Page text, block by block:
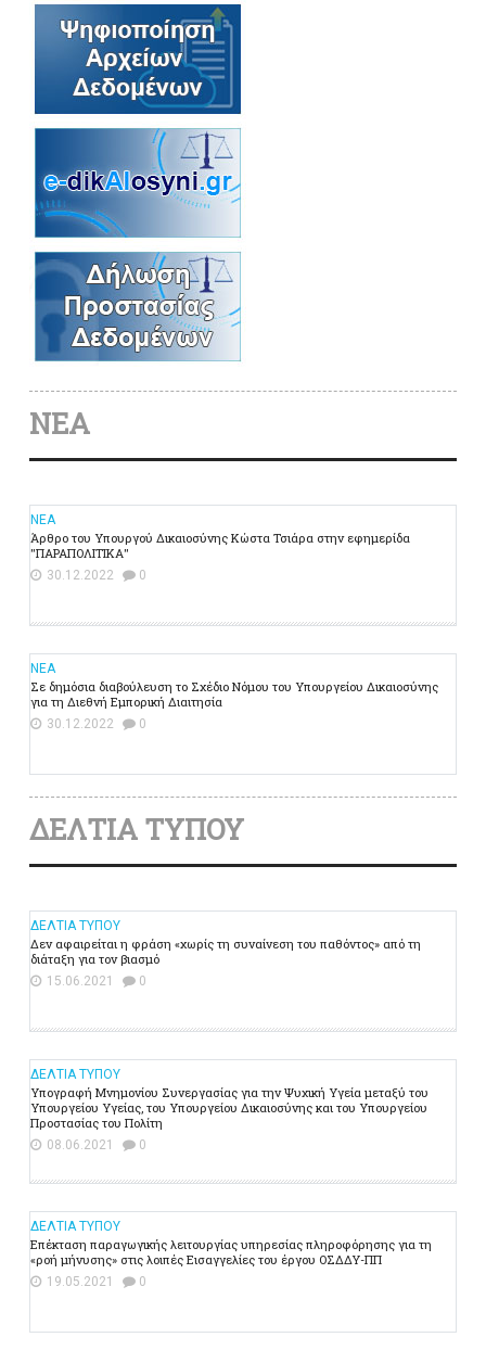
ΝΕΑ
ΝΕΑ
Άρθρο του Υπουργού Δικαιοσύνης Κώστα Τσιάρα στην εφημερίδα
"ΠΑΡΑΠΟΛΙΤΙΚΑ"
30.12.2022 0
ΝΕΑ
Σε δημόσια διαβούλευση το Σχέδιο Νόμου του Υπουργείου Δικαιοσύνης
για τη Διεθνή Εμπορική Διαιτησία
30.12.2022 0
ΔΕΛΤΙΑ ΤΥΠΟΥ
ΔΕΛΤΙΑ ΤΥΠΟΥ
Δεν αφαιρείται η φράση «χωρίς τη συναίνεση του παθόντος» από τη
διάταξη για τον βιασμό
15.06.2021 0
ΔΕΛΤΙΑ ΤΥΠΟΥ
Υπογραφή Μνημονίου Συνεργασίας για την Ψυχική Υγεία μεταξύ του
Υπουργείου Υγείας, του Υπουργείου Δικαιοσύνης και του Υπουργείου
Προστασίας του Πολίτη
08.06.2021 0
ΔΕΛΤΙΑ ΤΥΠΟΥ
Επέκταση παραγωγικής λειτουργίας υπηρεσίας πληροφόρησης για τη
«ροή μήνυσης» στις λοιπές Εισαγγελίες του έργου ΟΣΔΔΥ-ΠΠ
19.05.2021 0